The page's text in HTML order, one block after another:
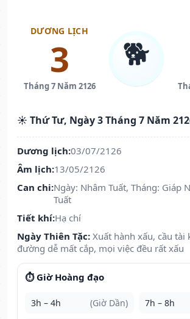
DƯƠNG LỊCH
3
Tháng 7 Năm 2126
🐕
☀️ Thứ Tư, Ngày 3 Tháng 7 Năm
Dương lịch:03/07/2126
Âm lịch:13/05/2126
Can chi:Ngày: Nhâm Tuất, Tháng: Giáp
Tuất
Tiết khí:Hạ chí
Ngày Thiên Tặc: Xuất hành xấu, cầu tài
đường dễ mất cắp, mọi việc đều rất xấu
⏱️ Giờ Hoàng đạo
3h – 4h (Giờ Dần) 7h – 8h